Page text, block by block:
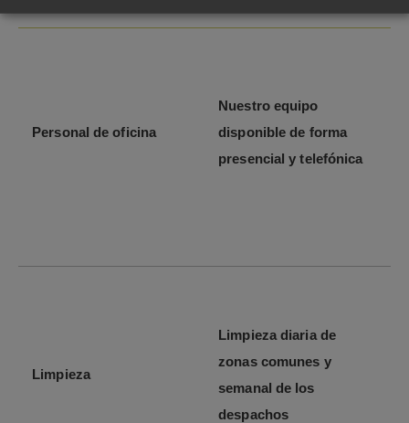
Personal de oficina
Nuestro equipo
disponible de forma
presencial y telefónica
Limpieza
Limpieza diaria de
zonas comunes y
semanal de los
despachos